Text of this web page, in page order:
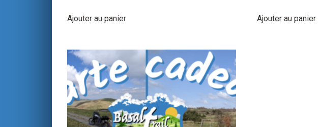
Ajouter au panier Ajouter au panier